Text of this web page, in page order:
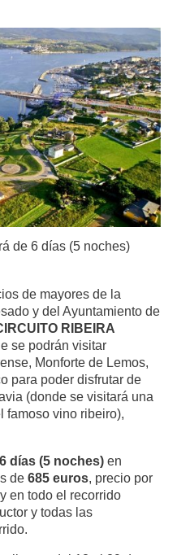
de 6 días (5 noches)
de mayores de la
y del Ayuntamiento de
RIBEIRA
se podrán visitar
Monforte de Lemos,
para poder disfrutar de
(donde se visitará una
famoso vino ribeiro),
6 días (5 noches) en
de 685 euros, precio por
en todo el recorrido
y todas las